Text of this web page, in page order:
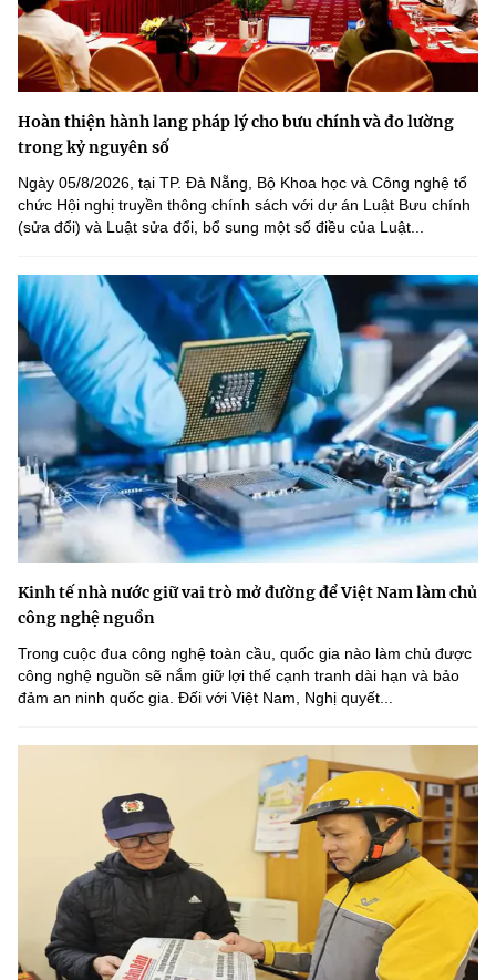
Hoàn thiện hành lang pháp lý cho bưu chính và đo lường
trong kỷ nguyên số
Ngày 05/8/2026, tại TP. Đà Nẵng, Bộ Khoa học và Công nghệ tổ
chức Hội nghị truyền thông chính sách với dự án Luật Bưu chính
(sửa đổi) và Luật sửa đổi, bổ sung một số điều của Luật...
Kinh tế nhà nước giữ vai trò mở đường để Việt Nam làm chủ
công nghệ nguồn
Trong cuộc đua công nghệ toàn cầu, quốc gia nào làm chủ được
công nghệ nguồn sẽ nắm giữ lợi thế cạnh tranh dài hạn và bảo
đảm an ninh quốc gia. Đối với Việt Nam, Nghị quyết...